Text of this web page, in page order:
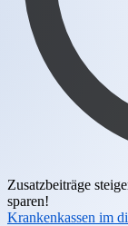
Zusatzbeiträge
sparen!
Krankenkassen im